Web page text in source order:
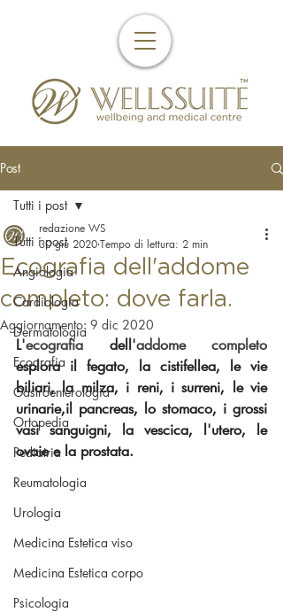
Post
Tutti i post
Angiologia
Cardiologia
Dermatologia
Ecografia
Gastroenterologia
Ortopedia
Pediatria
Reumatologia
Urologia
Medicina Estetica viso
Medicina Estetica corpo
Psicologia
Tutti i post
Ecografia dell'addome
completo: dove farla.
redazione WS
30 giu 2020Tempo di lettura: 2 min
Aggiornamento: 9 dic 2020
L'ecografia dell'
esplora il fegato, la cistifellea, le vie
biliari, la milza, i reni, i surreni, le vie
urinarie,il pancreas, lo stomaco, i grossi
vasi sanguigni, la vescica, l'utero, le
ovaie e la prostata.